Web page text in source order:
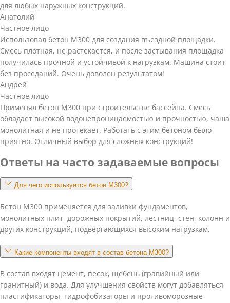
для любых наружных конструкций.
Анатолий
Частное лицо
Использовал бетон М300 для создания въездной площадки.
Смесь плотная, не растекается, и после застывания площадка
получилась прочной и устойчивой к нагрузкам. Машина стоит
без проседаний. Очень доволен результатом!
Андрей
Частное лицо
Применял бетон М300 при строительстве бассейна. Смесь
обладает высокой водонепроницаемостью и прочностью, чаша
монолитная и не протекает. Работать с этим бетоном было
приятно. Отличный выбор для сложных конструкций!
Ответы на часто задаваемые вопросы
Для чего используется бетон М300?
Бетон М300 применяется для заливки фундаментов,
монолитных плит, дорожных покрытий, лестниц, стен, колонн и
других конструкций, подвергающихся высоким нагрузкам.
Какие компоненты входят в состав бетона М300?
В состав входят цемент, песок, щебень (гравийный или
гранитный) и вода. Для улучшения свойств могут добавляться
пластификаторы, гидрофобизаторы и противоморозные